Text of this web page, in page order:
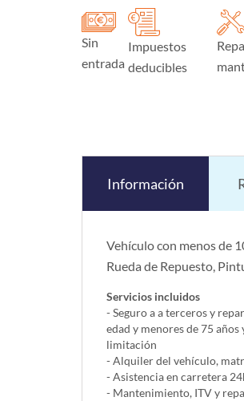
Sin
entrada
Impuestos
deducibles
Información
Vehículo con menos de
Rueda de Repuesto,
Servicios incluidos
- Seguro a a terceros y
edad y menores de 75
limitación
- Alquiler del vehí­culo,
- Asistencia en carretera
- Mantenimiento, ITV y